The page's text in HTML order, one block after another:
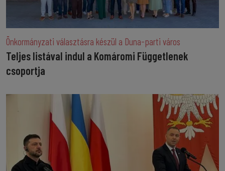
Önkormányzati választásra készül a Duna-parti város
Teljes listával indul a Komáromi Függetlenek
csoportja